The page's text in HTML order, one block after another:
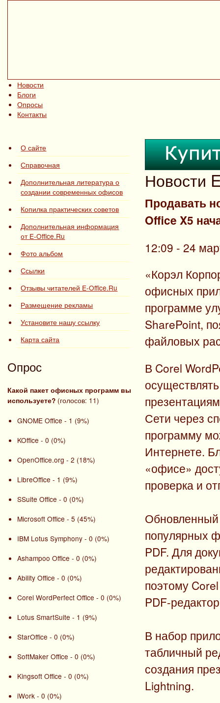
Новости
Блоги
Опросы
Контакты
О сайте
Справочная
Дополнительная литература о
создании современных офисов
Копилка практических советов
Дополнительная информация
от E-Office.Ru
Фото альбом
Ссылки
Отзывы читателей E-Office.Ru
Размещение рекламы
Установите нашу ссылку
Карта сайта
Опрос
Какой пакет офисных программ вы
используете? (голосов: 11)
GNOME Office - 1 (9%)
KOffice - 0 (0%)
OpenOffice.org - 2 (18%)
LibreOffice - 1 (9%)
SSuite Office - 0 (0%)
Microsoft Office - 5 (45%)
IBM Lotus Symphony - 0 (0%)
Ashampoo Office - 0 (0%)
Ability Office - 0 (0%)
Corel WordPerfect Office - 0 (0%)
Lotus SmartSuite - 1 (9%)
StarOffice - 0 (0%)
SoftMaker Office - 0 (0%)
Kingsoft Office - 0 (0%)
iWork - 0 (0%)
Новости
Продавать
Office X5
12:09 - 24
«Корэл
офисных
программе
SharePoint,
файловых
В Corel
Сети через
программу
Интернете.
«офисе»
проверка и
Обновленный
популярных
PDF. Для
поэтому
PDF-
В набор
табличный
создания
Lightning.